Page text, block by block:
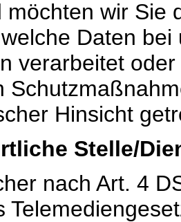
möchten wir Sie
Daten
verarbeitet
Hinsicht
Stelle/
nach Art. 4